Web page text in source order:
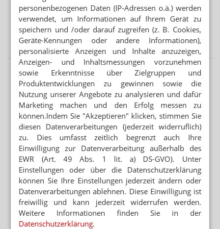
personenbezogenen Daten (IP-Adressen o.ä.) werden
verwendet, um Informationen auf Ihrem Gerät zu
speichern und /oder darauf zugreifen (z. B. Cookies,
Geräte-Kennungen oder andere Informationen),
personalisierte Anzeigen und Inhalte anzuzeigen,
Anzeigen- und Inhaltsmessungen vorzunehmen
sowie Erkenntnisse über Zielgruppen und
Produktentwicklungen zu gewinnen sowie die
Nutzung unserer Angebote zu analysieren und dafür
Marketing machen und den Erfolg messen zu
können.Indem Sie "Akzeptieren" klicken, stimmen Sie
diesen Datenverarbeitungen (jederzeit widerruflich)
zu. Dies umfasst zeitlich begrenzt auch Ihre
Einwilligung zur Datenverarbeitung außerhalb des
EWR (Art. 49 Abs. 1 lit. a) DS-GVO). Unter
Einstellungen oder über die Datenschutzerklärung
können Sie Ihre Einstellungen jederzeit ändern oder
Datenverarbeitungen ablehnen. Diese Einwilligung ist
freiwillig und kann jederzeit widerrufen werden.
Weitere Informationen finden Sie in der
Datenschutzerklärung.
Hoffnungsträger
HORMONTHERAPIE
Bobzin übernimmt bei Besins